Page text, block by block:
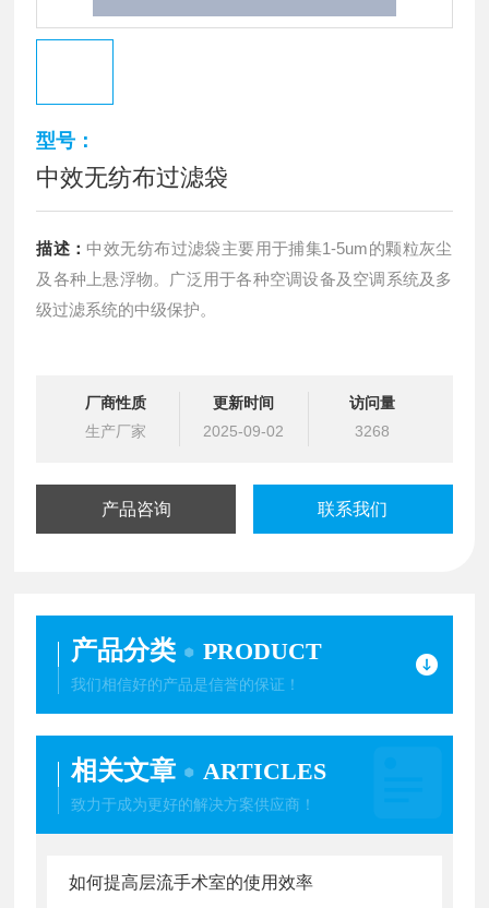
型号：
中效无纺布过滤袋
描述： 中效无纺布过滤袋主要用于捕集1-5um的颗粒灰尘
及各种上悬浮物。广泛用于各种空调设备及空调系统及多
级过滤系统的中级保护。
厂商性质
生产厂家
更新时间
2025-09-02
访问量
3268
产品咨询 联系我们
产品分类 PRODUCT
我们相信好的产品是信誉的保证！
相关文章 ARTICLES
致力于成为更好的解决方案供应商！
如何提高层流手术室的使用效率